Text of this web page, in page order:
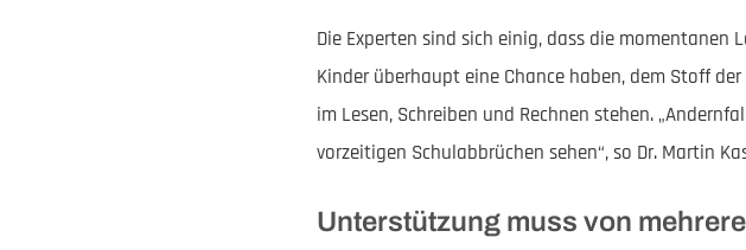
Die Experten sind sich einig, dass die
Kinder überhaupt eine Chance haben, dem Stoff
im Lesen, Schreiben und Rechnen stehen.
vorzeitigen Schulabbrüchen sehen“, so Dr. Martin
Unterstützung muss von